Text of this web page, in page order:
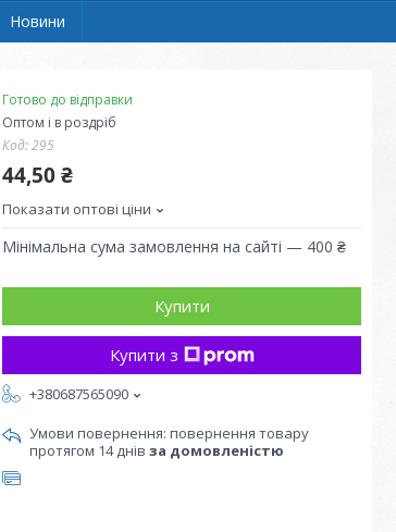
Новини
Готово до відправки
Оптом і в роздріб
Код:295
44,50 ₴
Показати оптові ціни
Мінімальна сума замовлення на сайті — 400 ₴
Купити
Купити з
+380687565090
повернення товару
протягом 14 днів за домовленістю